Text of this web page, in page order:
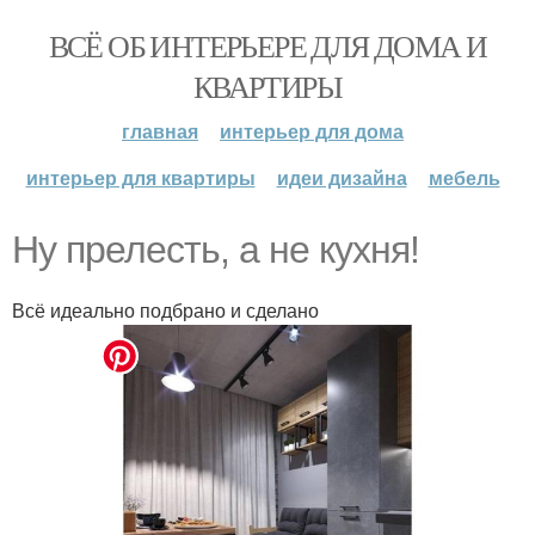
ВСЁ ОБ ИНТЕРЬЕРЕ ДЛЯ ДОМА И
КВАРТИРЫ
главная
интерьер для дома
интерьер для квартиры
идеи дизайна мебель
Ну прелесть, а не кухня!
Всё идеально подбрано и сделано